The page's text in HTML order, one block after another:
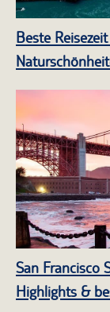
Beste
San Francisco
Highlights &